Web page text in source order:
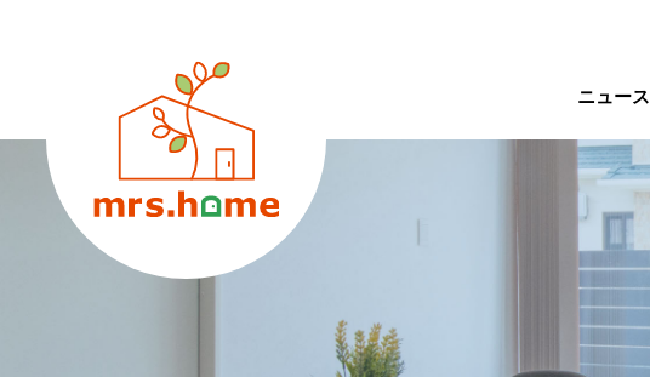
ニュース